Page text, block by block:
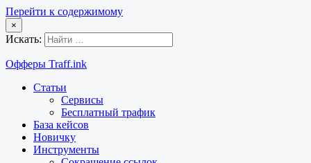
Перейти к содержимому
×
Искать:
Офферы Traff.ink
Статьи
Сервисы
Бесплатный трафик
База кейсов
Новичку
Инструменты